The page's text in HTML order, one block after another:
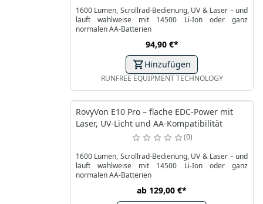
1600 Lumen, Scrollrad-Bedienung, UV & Laser – und
läuft wahlweise mit 14500 Li‑Ion oder ganz
normalen AA‑Batterien
94,90 €*
Hinzufügen
RUNFREE EQUIPMENT TECHNOLOGY
RovyVon E10 Pro – flache EDC‑Power mit
Laser, UV‑Licht und AA‑Kompatibilität
0
1600 Lumen, Scrollrad-Bedienung, UV & Laser – und
läuft wahlweise mit 14500 Li‑Ion oder ganz
normalen AA‑Batterien
ab 129,00 €*